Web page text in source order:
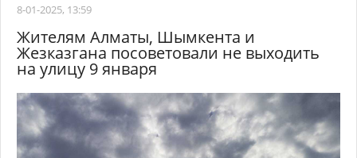
8-01-2025, 13:59
Жителям Алматы, Шымкента и
Жезказгана посоветовали не выходить
на улицу 9 января